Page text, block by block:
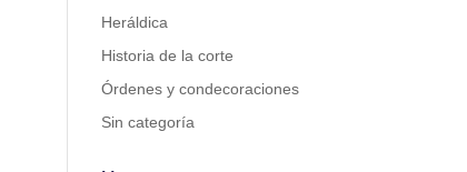
Heráldica
Historia de la corte
Órdenes y condecoraciones
Sin categoría